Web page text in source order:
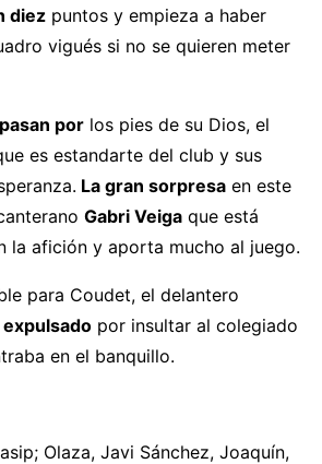
diez puntos y empieza a haber
vigués si no se quieren meter
por los pies de su Dios, el
es estandarte del club y sus
La gran sorpresa en este
Gabri Veiga que está
la afición y aporta mucho al juego.
para Coudet, el delantero
expulsado por insultar al colegiado
en el banquillo.
Olaza, Javi Sánchez, Joaquín,